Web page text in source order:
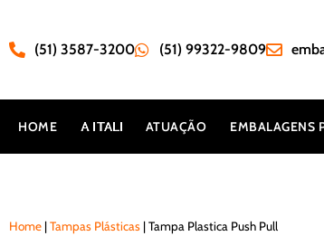
(51) 3587-3200 (51) 99322-9809
HOME ATUAÇÃO EMBALAGENS
Home |Tampas Plásticas |Tampa Plastica Push Pull